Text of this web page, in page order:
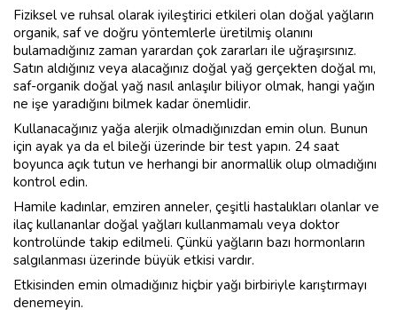
Fiziksel ve ruhsal olarak iyileştirici etkileri olan doğal yağların
organik, saf ve doğru yöntemlerle üretilmiş olanını
bulamadığınız zaman yarardan çok zararları ile uğraşırsınız.
Satın aldığınız veya alacağınız doğal yağ gerçekten doğal mı,
saf-organik doğal yağ nasıl anlaşılır biliyor olmak, hangi yağın
ne işe yaradığını bilmek kadar önemlidir.
Kullanacağınız yağa alerjik olmadığınızdan emin olun. Bunun
için ayak ya da el bileği üzerinde bir test yapın. 24 saat
boyunca açık tutun ve herhangi bir anormallik olup olmadığını
kontrol edin.
Hamile kadınlar, emziren anneler, çeşitli hastalıkları olanlar ve
ilaç kullananlar doğal yağları kullanmamalı veya doktor
kontrolünde takip edilmeli. Çünkü yağların bazı hormonların
salgılanması üzerinde büyük etkisi vardır.
Etkisinden emin olmadığınız hiçbir yağı birbiriyle karıştırmayı
denemeyin.